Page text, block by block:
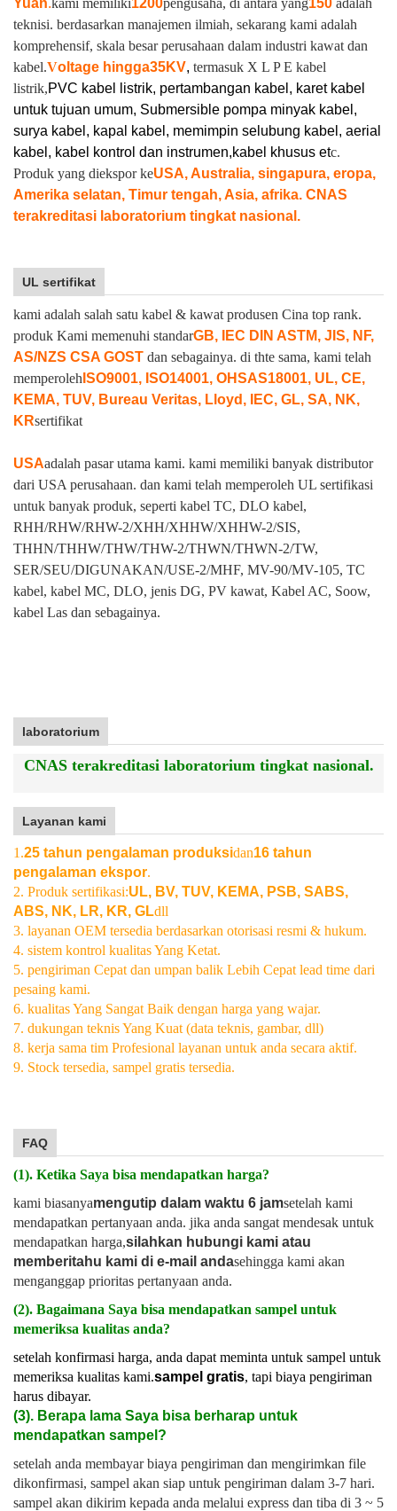
Yuan.kami memiliki1200pengusaha, di antara yang150 adalah
teknisi. berdasarkan manajemen ilmiah, sekarang kami adalah
komprehensif, skala besar perusahaan dalam industri kawat dan
kabel.Voltage hingga35KV, termasuk X L P E kabel
listrik,PVC kabel listrik, pertambangan kabel, karet kabel
untuk tujuan umum, Submersible pompa minyak kabel,
surya kabel, kapal kabel, memimpin selubung kabel, aerial
kabel, kabel kontrol dan instrumen,kabel khusus etc.
Produk yang diekspor keUSA, Australia, singapura, eropa,
Amerika selatan, Timur tengah, Asia, afrika. CNAS
terakreditasi laboratorium tingkat nasional.
UL sertifikat
kami adalah salah satu kabel & kawat produsen Cina top rank.
produk Kami memenuhi standarGB, IEC DIN ASTM, JIS, NF,
AS/NZS CSA GOST dan sebagainya. di thte sama, kami telah
memperoleh ISO9001, ISO14001, OHSAS18001, UL, CE,
KEMA, TUV, Bureau Veritas, Lloyd, IEC, GL, SA, NK,
KRsertifikat
USAadalah pasar utama kami. kami memiliki banyak distributor
dari USA perusahaan. dan kami telah memperoleh UL sertifikasi
untuk banyak produk, seperti kabel TC, DLO kabel,
RHH/RHW/RHW-2/XHH/XHHW/XHHW-2/SIS,
THHN/THHW/THW/THW-2/THWN/THWN-2/TW,
SER/SEU/DIGUNAKAN/USE-2/MHF, MV-90/MV-105, TC
kabel, kabel MC, DLO, jenis DG, PV kawat, Kabel AC, Soow,
kabel Las dan sebagainya.
laboratorium
CNAS terakreditasi laboratorium tingkat nasional.
Layanan kami
1.25 tahun pengalaman produksidan16 tahun
pengalaman ekspor.
2. Produk sertifikasi:UL, BV, TUV, KEMA, PSB, SABS,
ABS, NK, LR, KR, GLdll
3. layanan OEM tersedia berdasarkan otorisasi resmi & hukum.
4. sistem kontrol kualitas Yang Ketat.
5. pengiriman Cepat dan umpan balik Lebih Cepat lead time dari
pesaing kami.
6. kualitas Yang Sangat Baik dengan harga yang wajar.
7. dukungan teknis Yang Kuat (data teknis, gambar, dll)
8. kerja sama tim Profesional layanan untuk anda secara aktif.
9. Stock tersedia, sampel gratis tersedia.
FAQ
(1). Ketika Saya bisa mendapatkan harga?
kami biasanyamengutip dalam waktu 6 jamsetelah kami
mendapatkan pertanyaan anda. jika anda sangat mendesak untuk
mendapatkan harga,silahkan hubungi kami atau
memberitahu kami di e-mail andasehingga kami akan
menganggap prioritas pertanyaan anda.
(2). Bagaimana Saya bisa mendapatkan sampel untuk
memeriksa kualitas anda?
setelah konfirmasi harga, anda dapat meminta untuk sampel untuk
memeriksa kualitas kami.sampel gratis, tapi biaya pengiriman
harus dibayar.
(3). Berapa lama Saya bisa berharap untuk
mendapatkan sampel?
setelah anda membayar biaya pengiriman dan mengirimkan file
dikonfirmasi, sampel akan siap untuk pengiriman dalam 3-7 hari.
sampel akan dikirim kepada anda melalui express dan tiba di 3 ~ 5